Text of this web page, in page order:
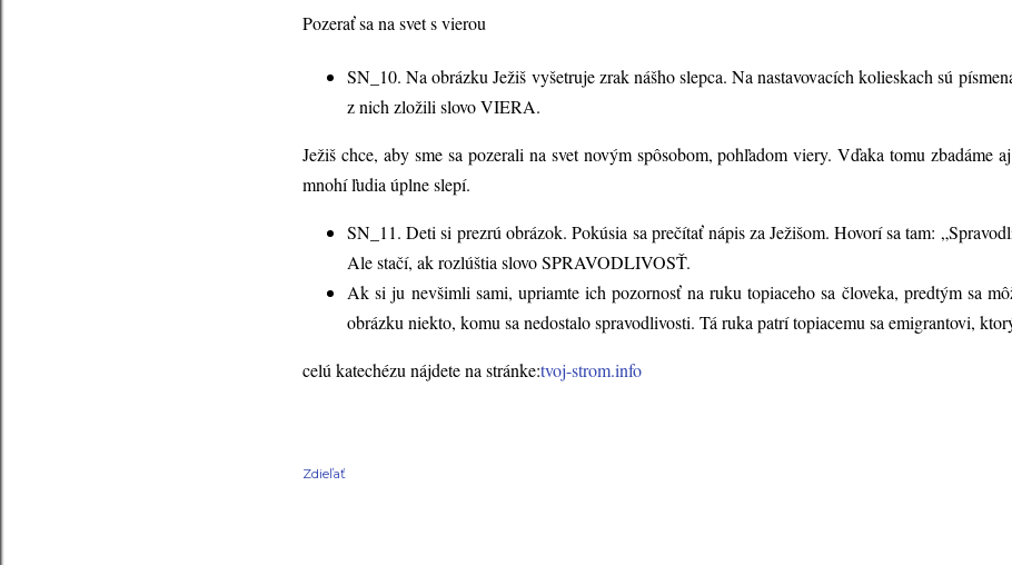
Pozerať sa na svet s vierou
SN_10. Na obrázku Ježiš vyšetruje zrak nášho slepca. Na nastavovacích kolieskach sú
z nich zložili slovo VIERA.
Ježiš chce, aby sme sa pozerali na svet novým spôsobom, pohľadom viery. Vďaka tomu zbadáme
mnohí ľudia úplne slepí.
SN_11. Deti si prezrú obrázok. Pokúsia sa prečítať nápis za Ježišom. Hovorí sa tam:
Ale stačí, ak rozlúštia slovo SPRAVODLIVOSŤ.
Ak si ju nevšimli sami, upriamte ich pozornosť na ruku topiaceho sa človeka, predtým sa
obrázku niekto, komu sa nedostalo spravodlivosti. Tá ruka patrí topiacemu sa emigrantovi,
celú katechézu nájdete na stránke:tvoj-strom.info
Zdieľať